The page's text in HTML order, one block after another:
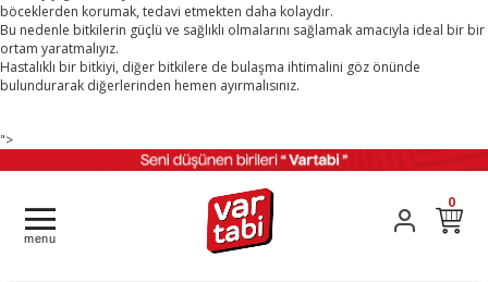
böceklerden korumak, tedavi etmekten daha kolaydır.
Bu nedenle bitkilerin güçlü ve sağlıklı olmalarını sağlamak amacıyla ideal bir bir
ortam yaratmalıyız.
Hastalıklı bir bitkiyi, diğer bitkilere de bulaşma ihtimalini göz önünde
bulundurarak diğerlerinden hemen ayırmalısınız.
">
0